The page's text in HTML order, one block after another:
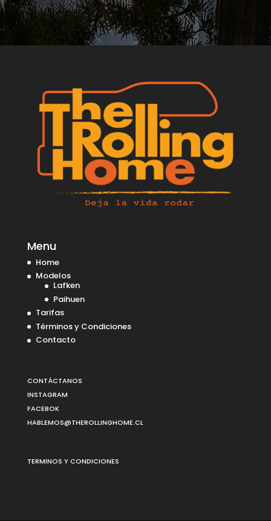
Menu
Home
Modelos
Lafken
Paihuen
Tarifas
Términos y Condiciones
Contacto
CONTÁCTANOS
INSTAGRAM
FACEBOK
HABLEMOS@THEROLLINGHOME.CL
TERMINOS Y CONDICIONES